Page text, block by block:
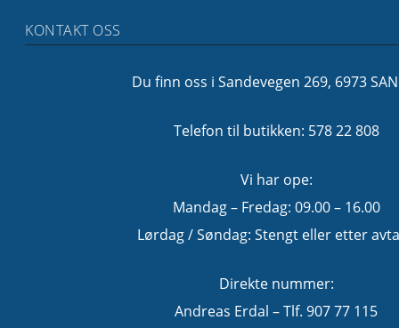
KONTAKT OSS
Du finn oss i Sandevegen 269, 6973
Telefon til butikken: 578 22 808
Vi har ope:
Mandag – Fredag: 09.00 – 16.00
Lørdag / Søndag: Stengt eller etter
Direkte nummer:
Andreas Erdal – Tlf. 907 77 115